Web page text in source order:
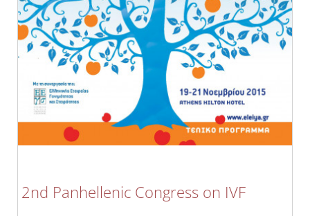
2nd Panhellenic Congress on IVF